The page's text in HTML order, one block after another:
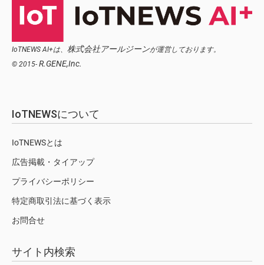
IoTNEWS AI+は、 株式会社アールジーンが運営しております。
© 2015- R.GENE,Inc.
IoTNEWSについて
IoTNEWSとは
広告掲載・タイアップ
プライバシーポリシー
特定商取引法に基づく表示
お問合せ
サイト内検索